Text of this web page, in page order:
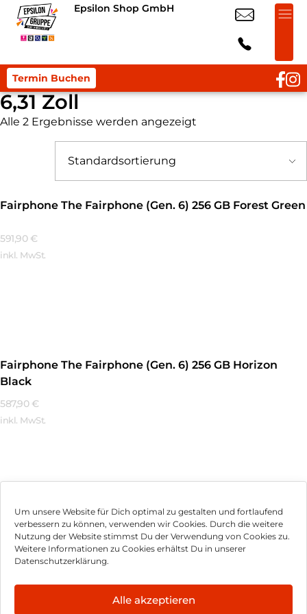
Um unsere Website für Dich optimal zu gestalten und fortlaufend
verbessern zu können, verwenden wir Cookies. Durch die weitere
Nutzung der Website stimmst Du der Verwendung von Cookies zu.
Weitere Informationen zu Cookies erhältst Du in unserer
Datenschutzerklärung.
Alle akzeptieren
Epsilon Shop GmbH
Termin Buchen
6,31 Zoll
Alle 2 Ergebnisse werden angezeigt
Fairphone The Fairphone (Gen. 6) 256 GB Forest Green
591,90 €
inkl. MwSt.
Fairphone The Fairphone (Gen. 6) 256 GB Horizon
Black
587,90 €
inkl. MwSt.
Impressum